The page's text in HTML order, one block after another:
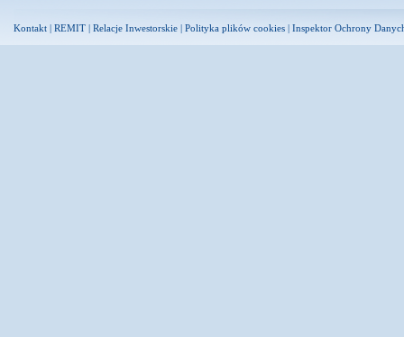
Kontakt | REMIT | Relacje Inwestorskie | Polityka plików cookies | Inspektor Ochrony